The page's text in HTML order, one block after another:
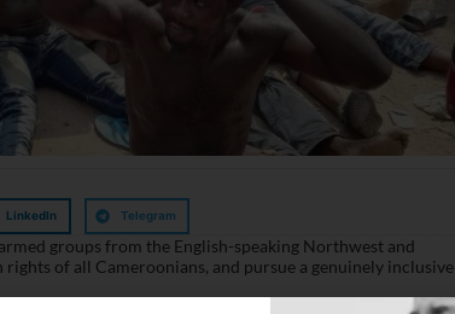
LinkedIn Telegram
groups from the English-speaking Northwest and
of all Cameroonians, and pursue a genuinely inclusive